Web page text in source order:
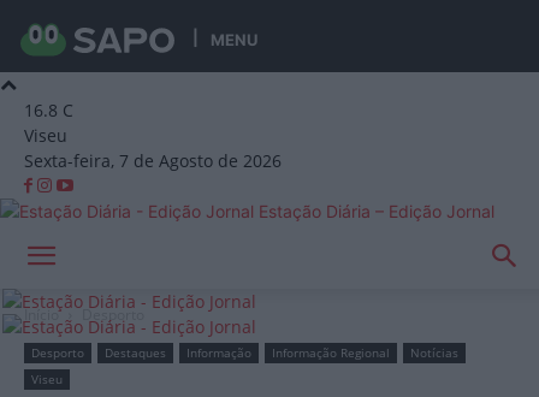
MENU
16.8 C
Viseu
Sexta-feira, 7 de Agosto de 2026
Estação Diária – Edição Jornal
Início Desporto
Desporto Destaques Informação Informação Regional
Notícias
Viseu